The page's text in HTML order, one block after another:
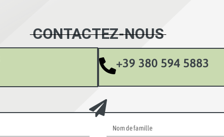
CONTACTEZ-NOUS
+39 380 594 5883